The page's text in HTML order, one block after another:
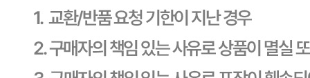
식품의 유형
상세페이지참고
생산자
상세페이지참고
소재지